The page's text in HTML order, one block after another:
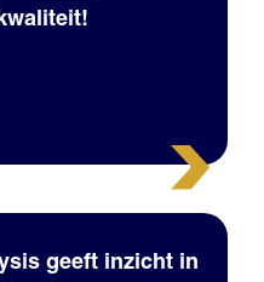
geeft inzicht in